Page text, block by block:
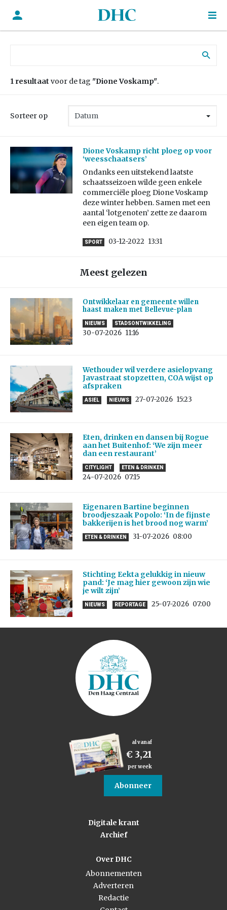
1 resultaat voor de tag "Dione Voskamp".
Sorteer op
Dione Voskamp richt ploeg op voor
‘weesschaatsers’
Ondanks een uitstekend laatste
schaatsseizoen wilde geen enkele
commerciële ploeg Dione Voskamp
deze winter hebben. Samen met een
aantal ‘lotgenoten’ zette ze daarom
een eigen team op.
SPORT 03-12-2022 13:31
Meest gelezen
Ontwikkelaar en gemeente willen
haast maken met Bellevue-plan
NIEUWS STADSONTWIKKELING
30-07-2026 11:16
Wethouder wil verdere asielopvang
Javastraat stopzetten, COA wijst op
afspraken
ASIEL NIEUWS 27-07-2026 15:23
Eten, drinken en dansen bij Rogue
aan het Buitenhof: ‘We zijn meer
dan een restaurant’
CITYLIGHT ETEN & DRINKEN
24-07-2026 07:15
Eigenaren Bartine beginnen
broodjeszaak Popolo: ‘In de fijnste
bakkerijen is het brood nog warm’
ETEN & DRINKEN 31-07-2026 08:00
Stichting Eekta gelukkig in nieuw
pand: ‘Je mag hier gewoon zijn wie
je wilt zijn’
NIEUWS REPORTAGE 25-07-2026 07:00
al vanaf
€ 3,21
per week
Abonneer
Digitale krant
Archief
Over DHC
Abonnementen
Adverteren
Redactie